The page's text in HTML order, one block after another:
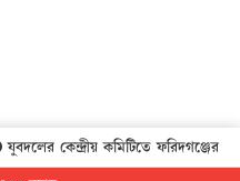
কেন্দ্রীয় কমিটিতে ফরিদগঞ্জের